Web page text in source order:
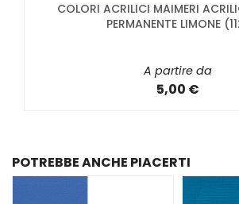
COLORI ACRILICI MAIMERI
PERMANENTE LIMONE
A partire da
5,00 €
POTREBBE ANCHE PIACERTI